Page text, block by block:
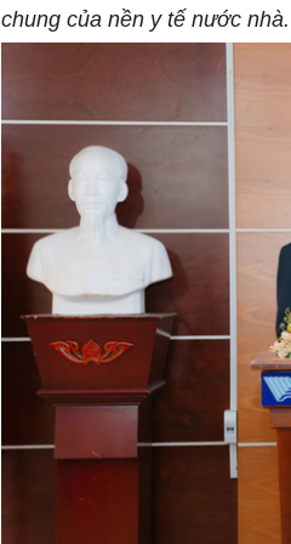
chung của nền y tế nước